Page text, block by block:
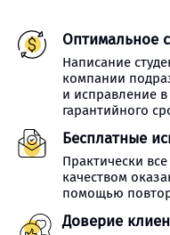
Оптимальное
Написание
компании
и исправление
гарантийного
Бесплатные
Практически
качеством
помощью
Доверие